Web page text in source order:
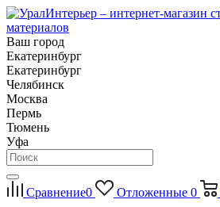
Ваш город
Екатеринбург
Екатеринбург
Челябинск
Москва
Пермь
Тюмень
Уфа
Сравнение0 Отложенные 0